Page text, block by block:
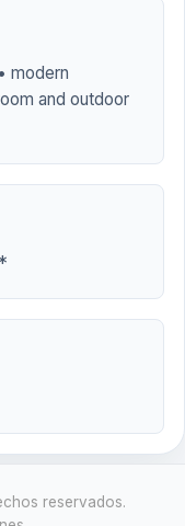
modern
and outdoor
reservados.